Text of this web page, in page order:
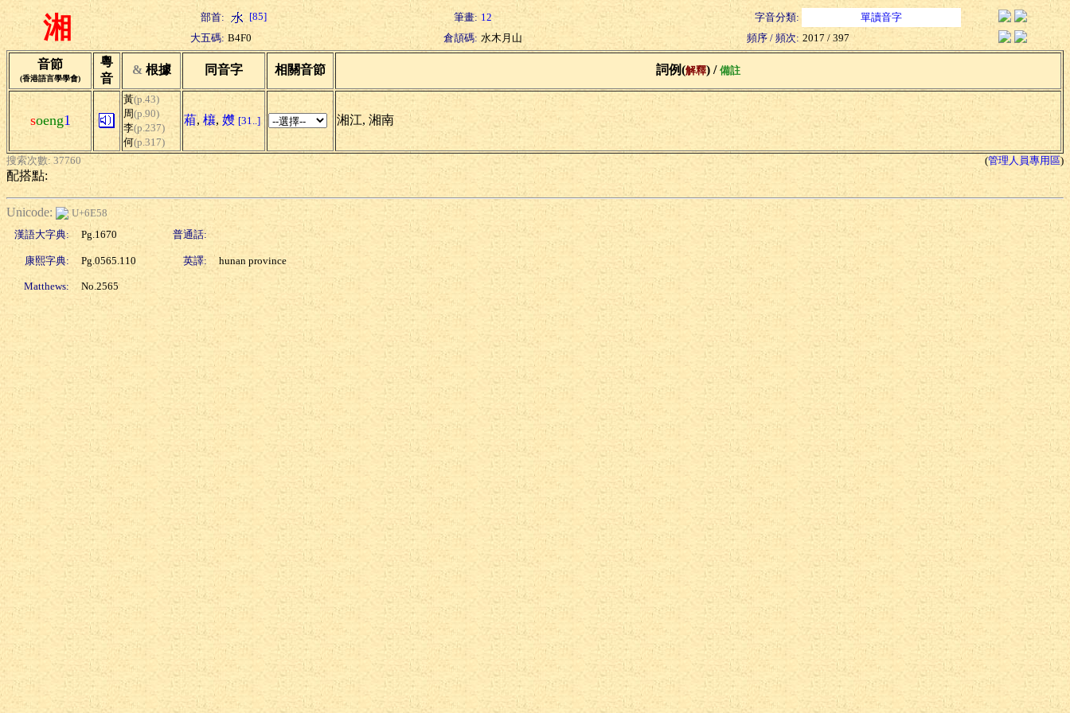
湘 部首: [85] 筆畫: 12 字音分類:
單讀音字
大五碼: B4F0 倉頡碼: 水木月山 頻序 / 頻次: 2017 / 397
音節
(香港語言學學會)
粵
音
& 根據 同音字 相關音節 詞例(解釋) / 備註
soeng1
黃(p.43)
周(p.90)
李(p.237)
何(p.317)
葙, 欀, 孇 [31..] 湘江, 湘南
搜索次數: 37760 (管理人員專用區)
配搭點:
Unicode:
U+6E58
漢語大字典:
Pg.1670 普通話:
康熙字典: Pg.0565.110 英譯: hunan province
Matthews: No.2565